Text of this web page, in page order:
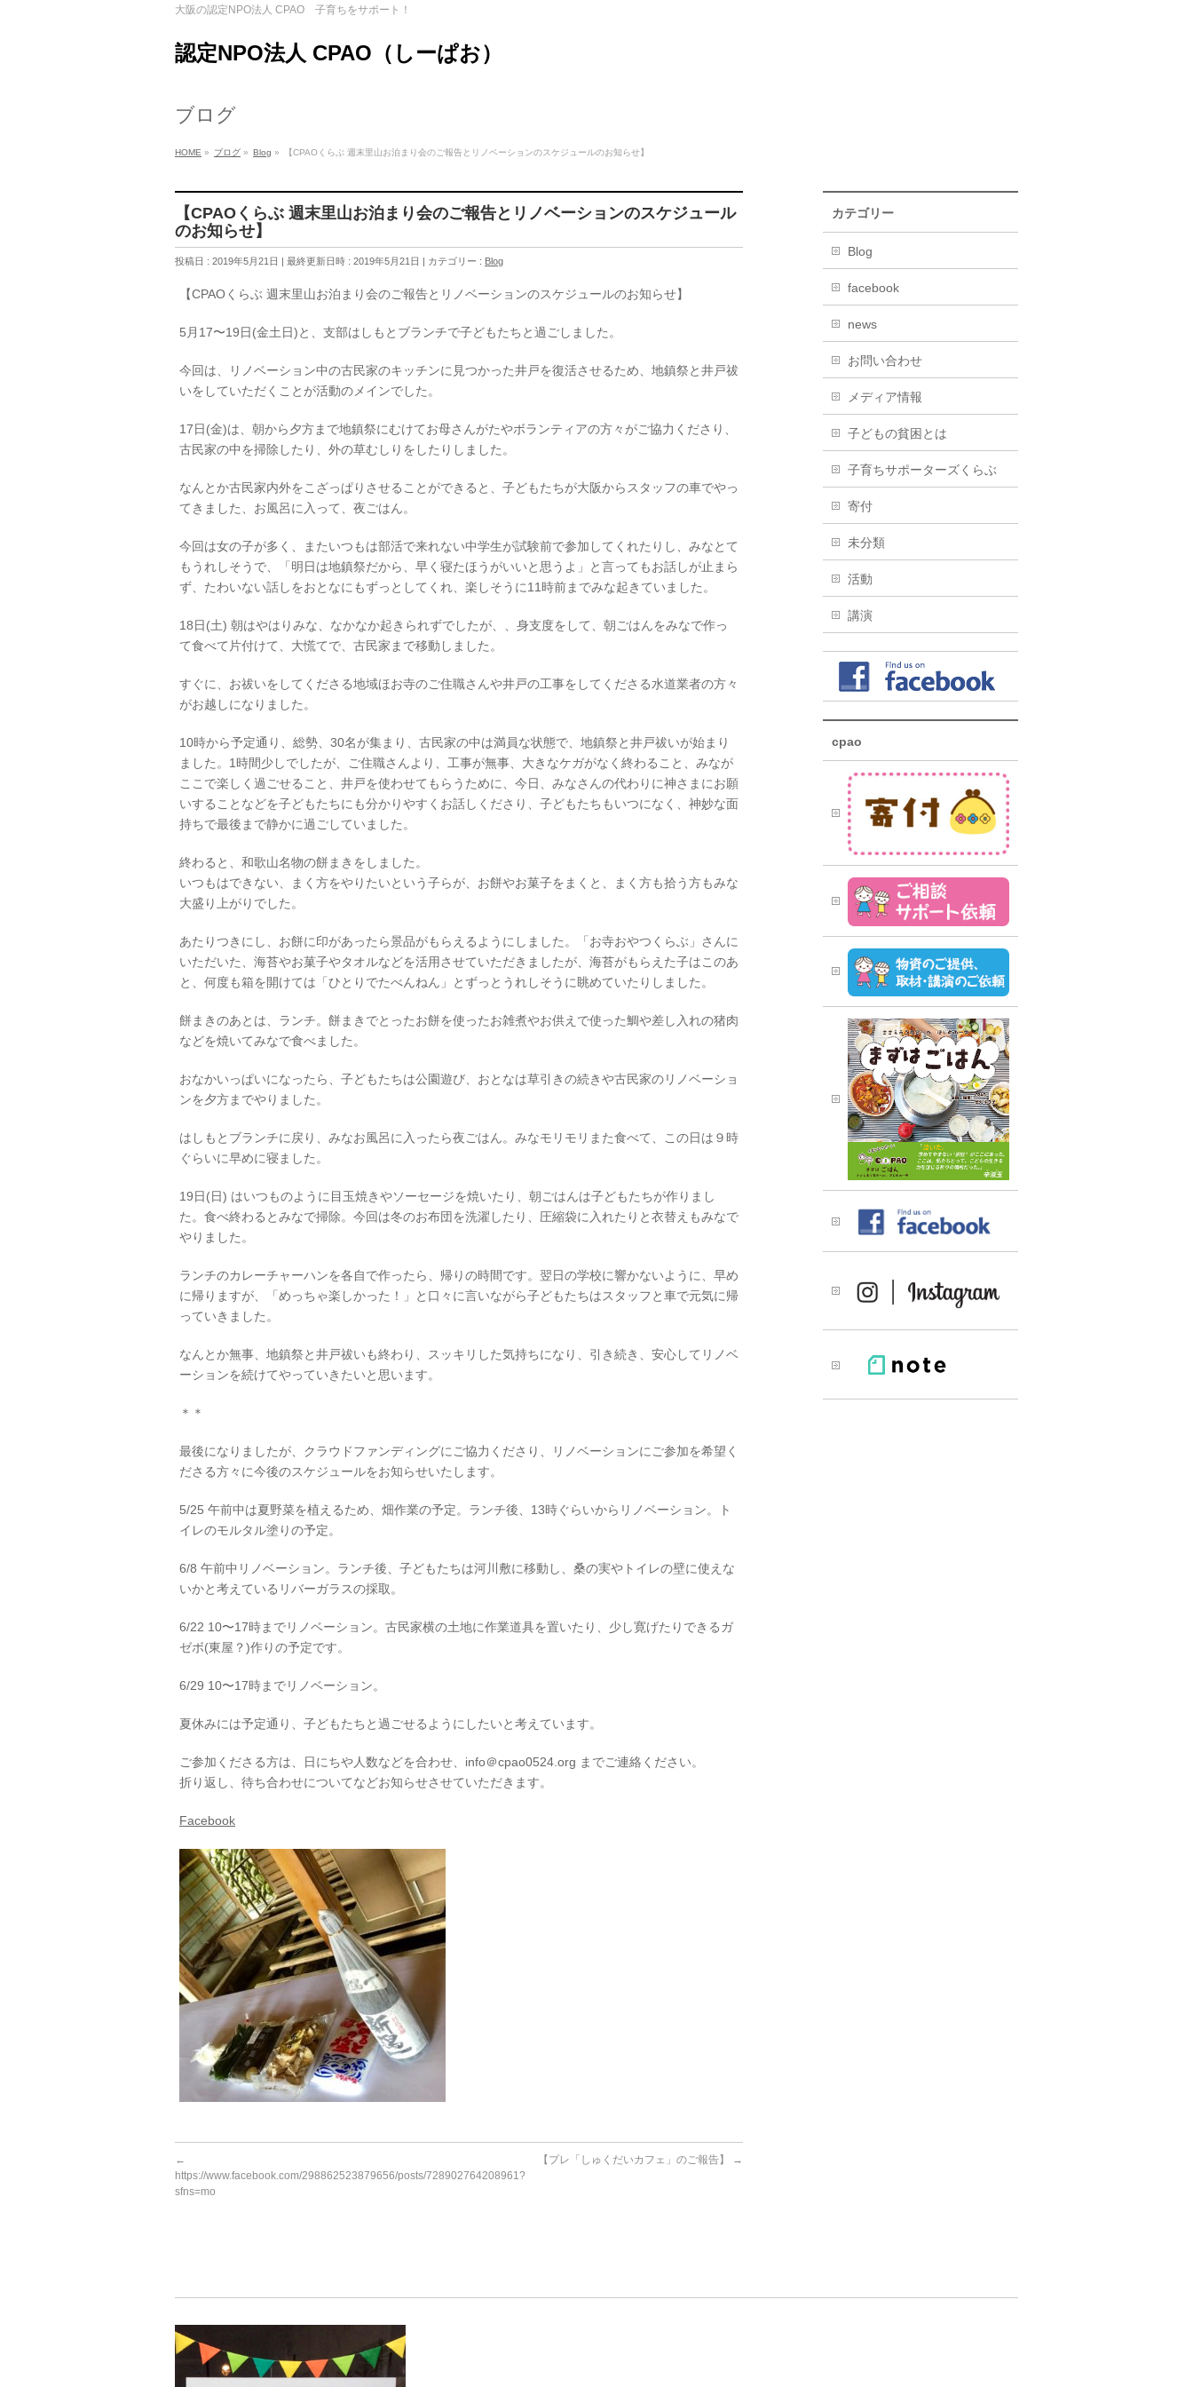
大阪の認定NPO法人 CPAO 子育ちをサポート！
認定NPO法人 CPAO（しーぱお）
ブログ
HOME » ブログ » Blog » 【CPAOくらぶ 週末里山お泊まり会のご報告とリノベーションのスケジュールのお知らせ】
【CPAOくらぶ 週末里山お泊まり会のご報告とリノベーションのスケジュール
のお知らせ】
投稿日 : 2019年5月21日 最終更新日時 : 2019年5月21日 カテゴリー : Blog
【CPAOくらぶ 週末里山お泊まり会のご報告とリノベーションのスケジュールのお知らせ】
5月17〜19日(金土日)と、支部はしもとブランチで子どもたちと過ごしました。
今回は、リノベーション中の古民家のキッチンに見つかった井戸を復活させるため、地鎮祭と井戸祓
いをしていただくことが活動のメインでした。
17日(金)は、朝から夕方まで地鎮祭にむけてお母さんがたやボランティアの方々がご協力くださり、
古民家の中を掃除したり、外の草むしりをしたりしました。
なんとか古民家内外をこざっぱりさせることができると、子どもたちが大阪からスタッフの車でやっ
てきました、お風呂に入って、夜ごはん。
今回は女の子が多く、またいつもは部活で来れない中学生が試験前で参加してくれたりし、みなとて
もうれしそうで、「明日は地鎮祭だから、早く寝たほうがいいと思うよ」と言ってもお話しが止まら
ず、たわいない話しをおとなにもずっとしてくれ、楽しそうに11時前までみな起きていました。
18日(土) 朝はやはりみな、なかなか起きられずでしたが、、身支度をして、朝ごはんをみなで作っ
て食べて片付けて、大慌てで、古民家まで移動しました。
すぐに、お祓いをしてくださる地域ほお寺のご住職さんや井戸の工事をしてくださる水道業者の方々
がお越しになりました。
10時から予定通り、総勢、30名が集まり、古民家の中は満員な状態で、地鎮祭と井戸祓いが始まり
ました。1時間少しでしたが、ご住職さんより、工事が無事、大きなケガがなく終わること、みなが
ここで楽しく過ごせること、井戸を使わせてもらうために、今日、みなさんの代わりに神さまにお願
いすることなどを子どもたちにも分かりやすくお話しくださり、子どもたちもいつになく、神妙な面
持ちで最後まで静かに過ごしていました。
終わると、和歌山名物の餅まきをしました。
いつもはできない、まく方をやりたいという子らが、お餅やお菓子をまくと、まく方も拾う方もみな
大盛り上がりでした。
あたりつきにし、お餅に印があったら景品がもらえるようにしました。「お寺おやつくらぶ」さんに
いただいた、海苔やお菓子やタオルなどを活用させていただきましたが、海苔がもらえた子はこのあ
と、何度も箱を開けては「ひとりでたべんねん」とずっとうれしそうに眺めていたりしました。
餅まきのあとは、ランチ。餅まきでとったお餅を使ったお雑煮やお供えで使った鯛や差し入れの猪肉
などを焼いてみなで食べました。
おなかいっぱいになったら、子どもたちは公園遊び、おとなは草引きの続きや古民家のリノベーショ
ンを夕方までやりました。
はしもとブランチに戻り、みなお風呂に入ったら夜ごはん。みなモリモリまた食べて、この日は９時
ぐらいに早めに寝ました。
19日(日) はいつものように目玉焼きやソーセージを焼いたり、朝ごはんは子どもたちが作りまし
た。食べ終わるとみなで掃除。今回は冬のお布団を洗濯したり、圧縮袋に入れたりと衣替えもみなで
やりました。
ランチのカレーチャーハンを各自で作ったら、帰りの時間です。翌日の学校に響かないように、早め
に帰りますが、「めっちゃ楽しかった！」と口々に言いながら子どもたちはスタッフと車で元気に帰
っていきました。
なんとか無事、地鎮祭と井戸祓いも終わり、スッキリした気持ちになり、引き続き、安心してリノベ
ーションを続けてやっていきたいと思います。
＊＊
最後になりましたが、クラウドファンディングにご協力くださり、リノベーションにご参加を希望く
ださる方々に今後のスケジュールをお知らせいたします。
5/25 午前中は夏野菜を植えるため、畑作業の予定。ランチ後、13時ぐらいからリノベーション。ト
イレのモルタル塗りの予定。
6/8 午前中リノベーション。ランチ後、子どもたちは河川敷に移動し、桑の実やトイレの壁に使えな
いかと考えているリバーガラスの採取。
6/22 10〜17時までリノベーション。古民家横の土地に作業道具を置いたり、少し寛げたりできるガ
ゼボ(東屋？)作りの予定です。
6/29 10〜17時までリノベーション。
夏休みには予定通り、子どもたちと過ごせるようにしたいと考えています。
ご参加くださる方は、日にちや人数などを合わせ、info＠cpao0524.org までご連絡ください。
折り返し、待ち合わせについてなどお知らせさせていただきます。
Facebook
←
https://www.facebook.com/298862523879656/posts/728902764208961?
sfns=mo
【プレ「しゅくだいカフェ」のご報告】 →
カテゴリー
Blog
facebook
news
お問い合わせ
メディア情報
子どもの貧困とは
子育ちサポーターズくらぶ
寄付
未分類
活動
講演
cpao